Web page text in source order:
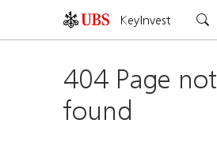
KeyInvest
404 Page not
found